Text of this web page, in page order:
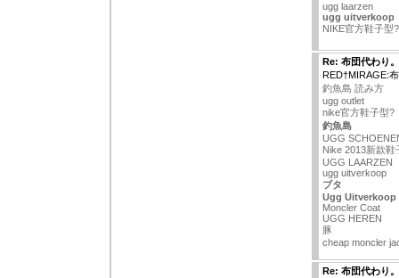
ugg laarzen
ugg uitverkoop
NIKE官方鞋子型?
Re: 布団代わり。
RED†MIRAGE:
釣魚島 読み方
ugg outlet
nike官方鞋子型?
釣魚島
UGG
Nike 2013新款鞋
UGG LAARZEN
ugg uitverkoop
ブタ
Ugg Uitverkoop
Moncler Coat
UGG HEREN
豚
cheap moncler
Re: 布団代わり。